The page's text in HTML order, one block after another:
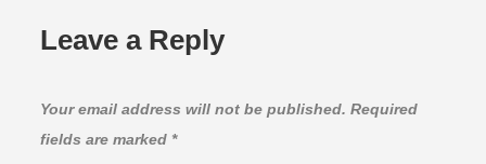
Leave a Reply
Your email address will not be published. Required
fields are marked *